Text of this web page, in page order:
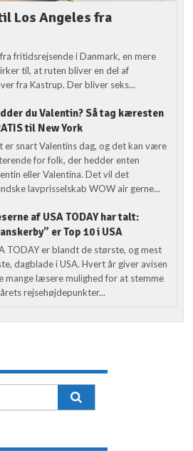
Los Angeles fra
fritidsrejsende i Danmark, en mere
til, at ruten bliver en del af
fra Kastrup. Der bliver seks...
du Valentin? Så tag kæresten
til New York
er snart Valentins dag, og det kan være
for folk, der hedder enten
eller Valentina. Det vil det
lavprisselskab WOW air gerne...
af USA TODAY har talt:
er Top 10 i USA
TODAY er blandt de største, og mest
dagblade i USA. Hvert år giver avisen
mange læsere mulighed for at stemme
rejsehøjdepunkter...